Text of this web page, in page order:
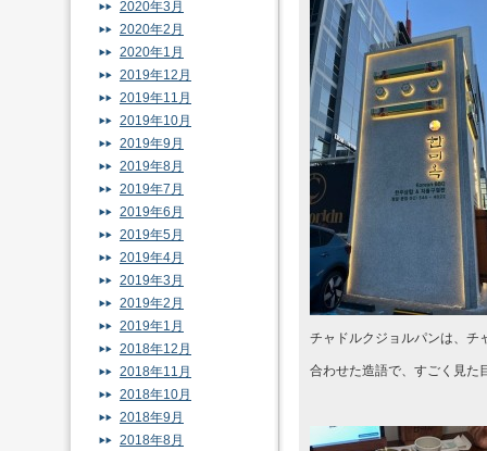
チャドルクジョルパンは、チ
合わせた造語で、すごく見た
2020年3月
2020年2月
2020年1月
2019年12月
2019年11月
2019年10月
2019年9月
2019年8月
2019年7月
2019年6月
2019年5月
2019年4月
2019年3月
2019年2月
2019年1月
2018年12月
2018年11月
2018年10月
2018年9月
2018年8月